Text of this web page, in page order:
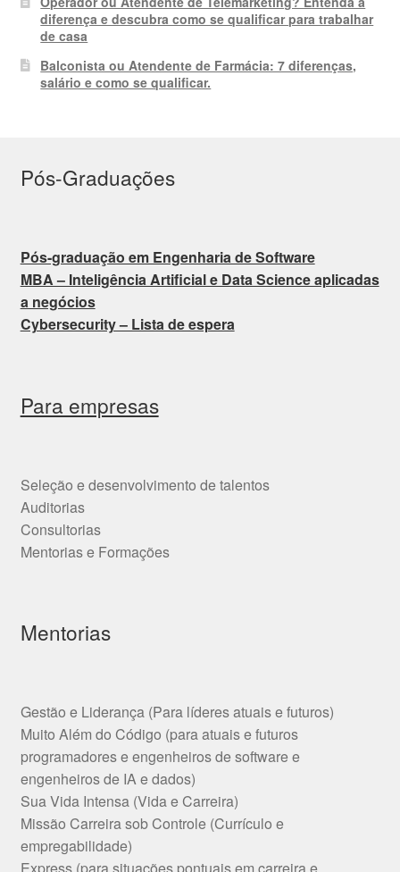
diferença e descubra como se qualificar para trabalhar
de casa
Balconista ou Atendente de Farmácia: 7 diferenças,
salário e como se qualificar.
Pós-Graduações
Pós-graduação em Engenharia de Software
MBA – Inteligência Artificial e Data Science aplicadas
a negócios
Cybersecurity – Lista de espera
Para empresas
Seleção e desenvolvimento de talentos
Auditorias
Consultorias
Mentorias e Formações
Mentorias
Gestão e Liderança (Para líderes atuais e futuros)
Muito Além do Código (para atuais e futuros
programadores e engenheiros de software e
engenheiros de IA e dados)
Sua Vida Intensa (Vida e Carreira)
Missão Carreira sob Controle (Currículo e
empregabilidade)